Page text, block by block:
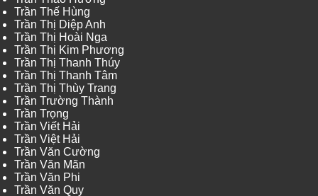
Trần Thế Hùng
Trần Thị Diệp Anh
Trần Thị Hoài Nga
Trần Thị Kim Phương
Trần Thị Thanh Thúy
Trần Thị Thanh Tâm
Trần Thị Thùy Trang
Trần Trường Thành
Trần Trọng
Trần Viết Hải
Trần Việt Hải
Trần Văn Cường
Trần Văn Mãn
Trần Văn Phi
Trần Văn Quy